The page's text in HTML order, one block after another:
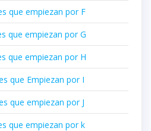
que empiezan por F
que empiezan por G
que empiezan por H
que Empiezan por I
que empiezan por J
que empiezan por k